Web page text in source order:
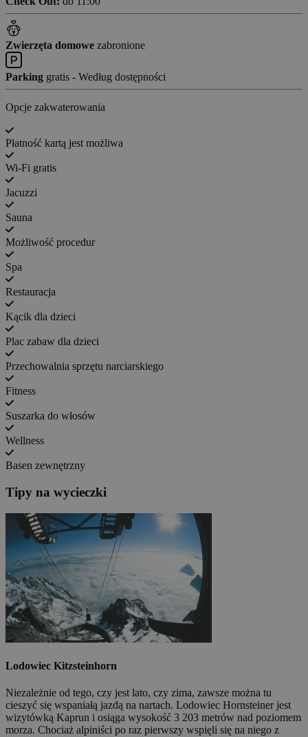
Zwierzęta domowe zabronione
Parking gratis - Według dostępności
Opcje zakwaterowania
Płatność kartą jest możliwa
Wi-Fi gratis
Jacuzzi
Sauna
Możliwość procedur
Spa
Restauracja
Kącik dla dzieci
Plac zabaw dla dzieci
Przechowalnia sprzętu narciarskiego
Fitness
Suszarka do włosów
Wellness
Basen zewnętrzny
Tipy na wycieczki
Lodowiec Kitzsteinhorn
Niezależnie od tego, czy jest lato, czy zima, zawsze można tu
cieszyć się wspaniałą jazdą na nartach. Lodowiec Hornsteiner jest
wizytówką Kaprun i osiąga wysokość 3 203 metrów nad poziomem
morza. Chociaż alpiniści po raz pierwszy wspięli się na niego z